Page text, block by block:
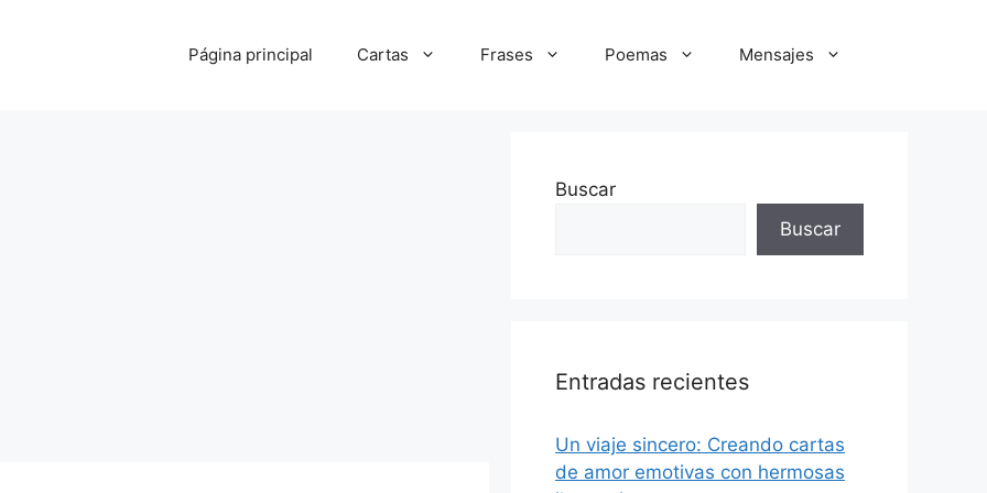
Página principal Cartas Frases Poemas Mensajes
Buscar
Buscar
Entradas recientes
Un viaje sincero: Creando cartas
de amor emotivas con hermosas